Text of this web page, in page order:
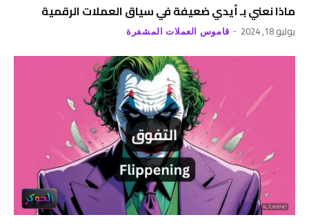
ماذا نعني بـ أيدي ضعيفة في سياق العملات الرقمية
يوليو 18, 2024 قاموس العملات المشفرة